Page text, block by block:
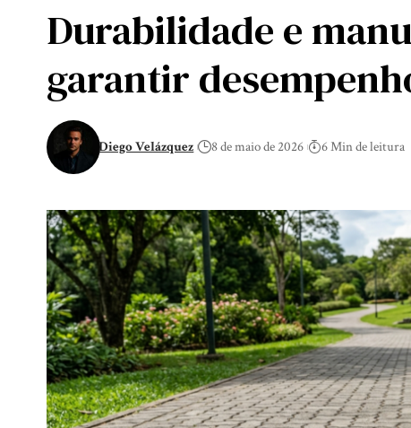
Durabilidade e
garantir
Diego Velázquez 8 de maio de 2026 6 Min de leitura